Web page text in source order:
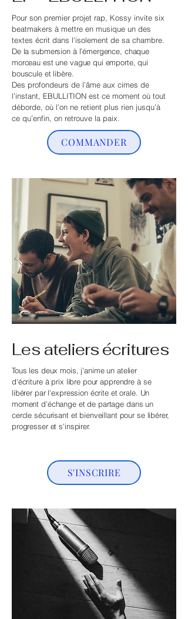
Pour son premier projet rap, Kossy invite six
beatmakers à mettre en musique un des
textes écrit dans l'isolement de sa chambre.
De la submersion à l’émergence, chaque
morceau est une vague qui emporte, qui
bouscule et libère.
Des profondeurs de l’âme aux cimes de
l’instant, EBULLITION est ce moment où tout
déborde, où l’on ne retient plus rien jusqu’à
ce qu’enfin, on retrouve la paix.
COMMANDER
Les ateliers écritures
Tous les deux mois, j'anime un atelier
d'écriture à prix libre pour apprendre à se
libérer par l'expression écrite et orale. Un
moment d'échange et de partage dans un
cercle sécurisant et bienveillant pour se libérer,
progresser et s'inspirer.
S'INSCRIRE